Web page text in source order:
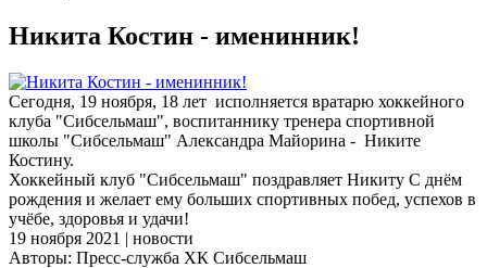
Никита Костин - именинник!
Сегодня, 19 ноября, 18 лет исполняется вратарю хоккейного
клуба "Сибсельмаш", воспитаннику тренера спортивной
школы "Сибсельмаш" Александра Майорина - Никите
Костину.
Хоккейный клуб "Сибсельмаш" поздравляет Никиту С днём
рождения и желает ему больших спортивных побед, успехов в
учёбе, здоровья и удачи!
19 ноября 2021 | новости
Авторы: Пресс-служба ХК Сибсельмаш